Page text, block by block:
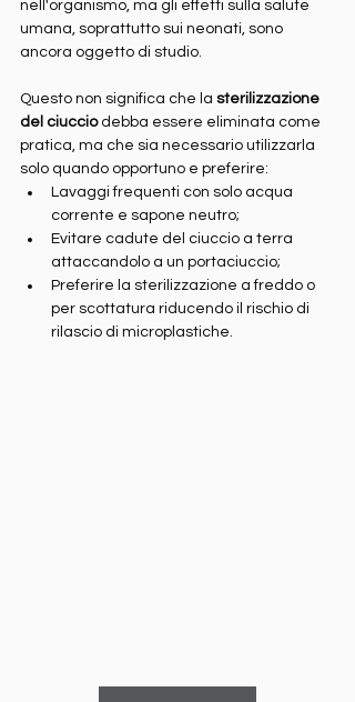
nell'organismo, ma gli effetti sulla salute
umana, soprattutto sui neonati, sono
ancora oggetto di studio.
Questo non significa che la sterilizzazione
del ciuccio debba essere eliminata come
pratica, ma che sia necessario utilizzarla
solo quando opportuno e preferire:
Lavaggi frequenti con solo acqua
corrente e sapone neutro;
Evitare cadute del ciuccio a terra
attaccandolo a un portaciuccio;
Preferire la sterilizzazione a freddo o
per scottatura riducendo il rischio di
rilascio di microplastiche.